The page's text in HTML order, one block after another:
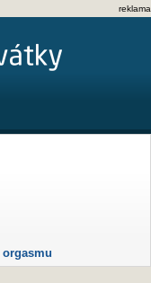
reklama
orgasmu